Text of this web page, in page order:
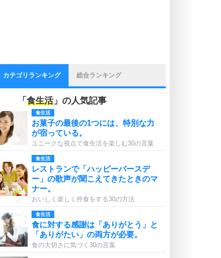
カテゴリランキング 総合ランキング
「 食生活」の人気記事
食生活
お菓子の最後の1つには、特別な力
が宿っている。
ユニークな視点で食生活を楽しむ30の言葉
食生活
レストランで「ハッピーバースデ
ー」の歌声が聞こえてきたときのマ
ナー。
おいしく楽しく外食をする30の方法
食生活
食に対する感謝は「ありがとう」と
「ありがたい」の両方が必要。
食の大切さに気づく30の言葉